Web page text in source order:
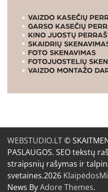
WEBSTUDIO.LT©
PASLAUGOS. SEO tekstų
straipsnių rašymas ir
svetaines.2026
News ByAdore Themes.